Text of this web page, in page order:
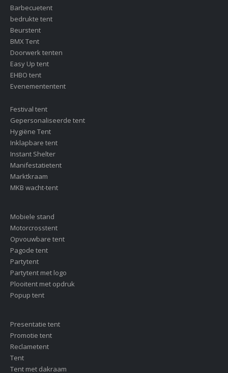
Barbecuetent
bedrukte tent
Beurstent
BMX Tent
Doorwerk tenten
Easy Up tent
EHBO tent
Evenemententent
Festival tent
Gepersonaliseerde tent
Hygiëne Tent
Inklapbare tent
Instant Shelter
Manifestatietent
Marktkraam
MKB wacht-tent
Mobiele stand
Motorcrosstent
Opvouwbare tent
Pagode tent
Partytent
Partytent met logo
Plooitent met opdruk
Popup tent
Presentatie tent
Promotie tent
Reclametent
Tent
Tent met dakraam